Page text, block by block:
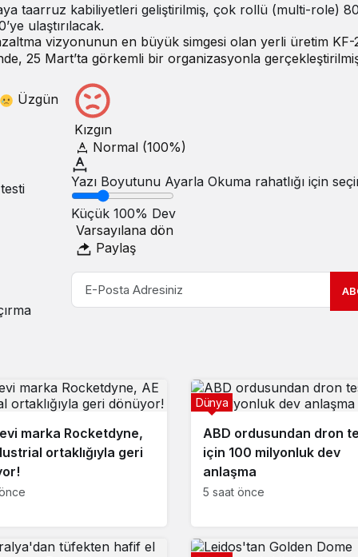
taarruz kabiliyetleri geliştirilmiş, çok rollü (multi-role)
ulaştırılacak.
vizyonunun en büyük simgesi olan yerli üretim KF-
25 Mart’ta görkemli bir organizasyonla
Üzgün
Kızgın
Normal (100%)
Yazı Boyutunu Ayarla Okuma rahatlığı için
Küçük 100% Dev
Varsayılana dön
Paylaş
marka Rocketdyne,
ortaklığıyla geri
ABD ordusundan dron
için 100 milyonluk dev
anlaşma
Dünya
5 saat önce